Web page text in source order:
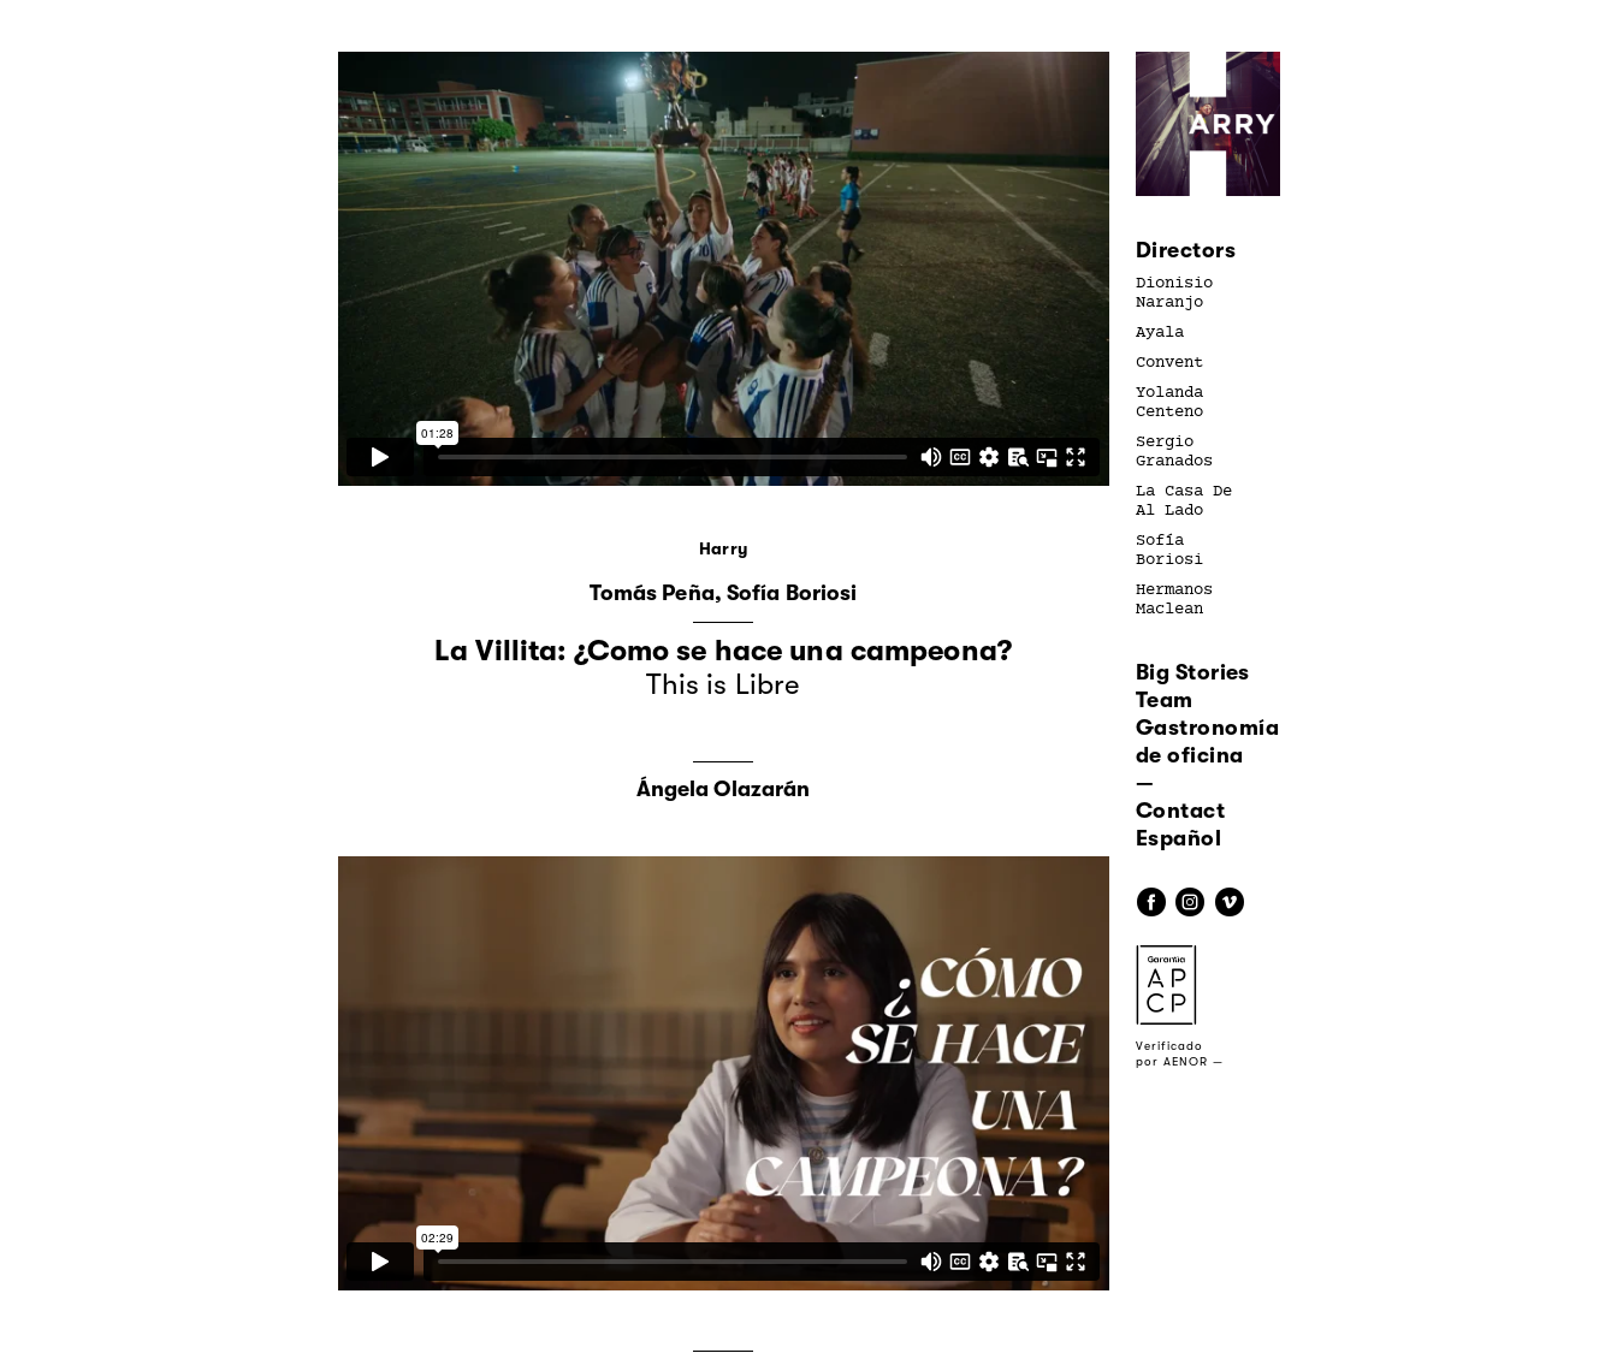
Directors
Dionisio
Naranjo
Ayala
Convent
Yolanda
Centeno
Sergio
Granados
La Casa De
Al Lado
Sofía
Boriosi
Hermanos
Maclean
Big Stories
Team
Gastronomía
de oficina
—
Contact
Español
f i v
a
Verificado
por AENOR —
Harry
Tomás Peña Sofía Boriosi
La Villita: ¿Como se hace una campeona?
This is Libre
Ángela Olazarán